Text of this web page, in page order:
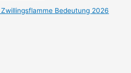
Zwillingsflamme Bedeutung 2026